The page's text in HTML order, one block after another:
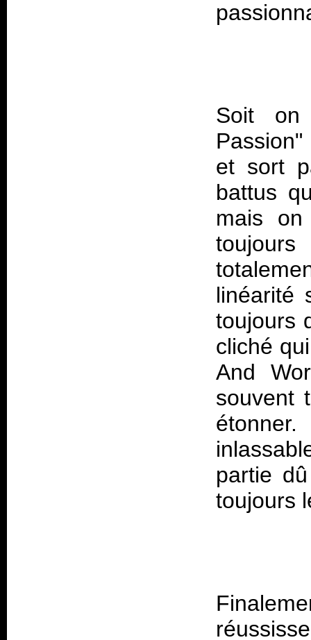
Soit on
et sort
battus
mais on
linéarité
toujours
cliché
And
souvent
étonner.
partie